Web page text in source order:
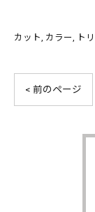
カット カラー ト
< 前のページ